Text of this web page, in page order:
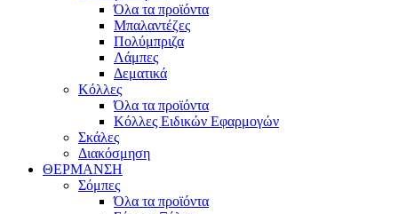
Όλα τα προϊόντα
Μπαλαντέζες
Πολύμπριζα
Λάμπες
Δεματικά
Κόλλες
Όλα τα προϊόντα
Κόλλες Ειδικών Εφαρμογών
Σκάλες
Διακόσμηση
ΘΕΡΜΑΝΣΗ
Σόμπες
Όλα τα προϊόντα